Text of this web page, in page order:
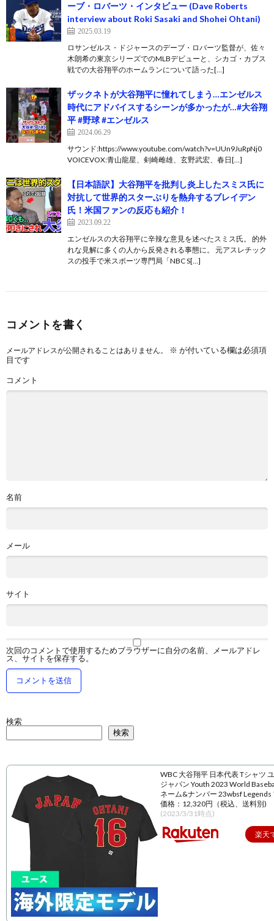
ーブ・ロバーツ・インタビュー (Dave Roberts
interview about Roki Sasaki and Shohei Ohtani)
2025.03.19
ロサンゼルス・ドジャースのデーブ・ロバーツ監督が、佐々
木朗希の東京シリーズでのMLBデビューと、シカゴ・カブス
戦での大谷翔平のホームランについて語った[…]
ザックネトが大谷翔平に憧れてしまう…エンゼルス
時代にアドバイスするシーンが多かったが…#大谷翔
平 #野球 #エンゼルス
2024.06.29
サウンド:https://www.youtube.com/watch?v=UUn9JuRpNj0
VOICEVOX:青山龍星、剣崎雌雄、玄野武宏、春日[…]
【日本語訳】大谷翔平を批判し炎上したスミス氏に
対抗して世界的スターぶりを熱弁するブレイデン
氏！米国ファンの反応も紹介！
2023.09.22
エンゼルスの大谷翔平に辛辣な意見を述べたスミス氏。 的外
れな見解に多くの人から反発される事態に。 元アスレチック
スの投手で米スポーツ専門局「NBC S[…]
コメントを書く
メールアドレスが公開されることはありません。 ※ が付いている欄は必須項
目です
コメント
名前
メール
サイト
次回のコメントで使用するためブラウザーに自分の名前、メールアドレ
ス、サイトを保存する。
検索
検索
WBC 大谷翔平 日本代表 Tシャツ
ジャパン Youth 2023 World
ネーム&ナンバー 23wbsf Legends
価格：12,320円（税込、送料別)
(2023/3/31時点)
楽天